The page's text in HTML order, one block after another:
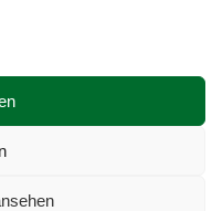
und
sich nicht an Verbraucher,
(weitere Länder auf
zzgl. Versandkosten